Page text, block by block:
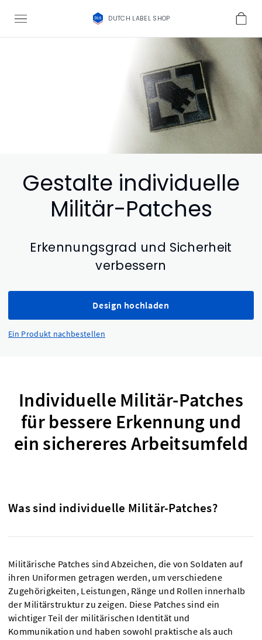
DUTCH LABEL SHOP
Gestalte individuelle
Militär-Patches
Erkennungsgrad und Sicherheit
verbessern
Design hochladen
Ein Produkt nachbestellen
Individuelle Militär-Patches
für bessere Erkennung und
ein sichereres Arbeitsumfeld
Was sind individuelle Militär-Patches?
Militärische Patches sind Abzeichen, die von Soldaten auf
ihren Uniformen getragen werden, um verschiedene
Zugehörigkeiten, Leistungen, Ränge und Rollen innerhalb
der Militärstruktur zu zeigen. Diese Patches sind ein
wichtiger Teil der militärischen Identität und
Kommunikation und haben sowohl praktische als auch